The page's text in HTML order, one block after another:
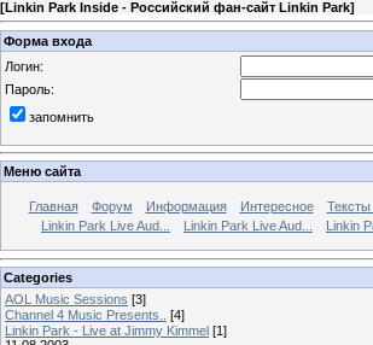
[Linkin Park Inside - Российский фан-сайт Linkin Park]
Форма входа
Логин:
Пароль:
запомнить
Меню сайта
Главная Форум Информация Интересное Тексты
Linkin Park Live Aud...
Linkin Park Live Aud... Linkin
Categories
AOL Music Sessions [3]
Channel 4 Music Presents..
[4]
Linkin Park - Live at Jimmy Kimmel [1]